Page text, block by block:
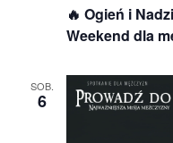
🔥 Ogień i
Weekend dla
SOB.
6